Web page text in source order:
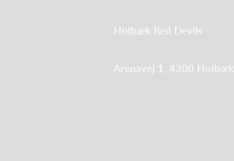
Holbæk Red Devils
Arenavej 1, 4300 Holbæk